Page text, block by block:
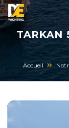
TARKAN
Accueil